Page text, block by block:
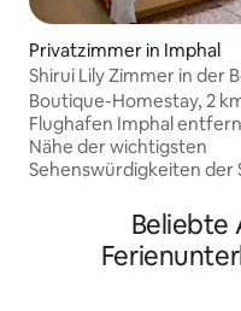
Privatzimmer in Imphal
Shirui Lily Zimmer in der
Imphal.
Boutique-Homestay, 2
Flughafen Imphal
Nähe der wichtigsten
Sehenswürdigkeiten der
in dieser
der legendären Shirui-
spiegelt die Eleganz der
Beliebte